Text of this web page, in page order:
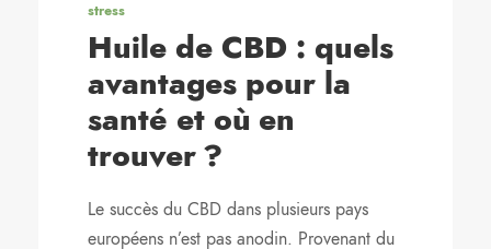
stress
Huile de CBD : quels
avantages pour la
santé et où en
trouver ?
Le succès du CBD dans plusieurs pays
européens n’est pas anodin. Provenant du